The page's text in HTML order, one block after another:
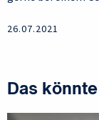
26.07.2021
Das